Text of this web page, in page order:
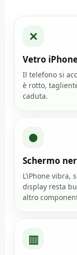
✕
Vetro
Il telefono si
è rotto,
caduta.
●
Schermo
L’iPhone
display resta
altro
▥